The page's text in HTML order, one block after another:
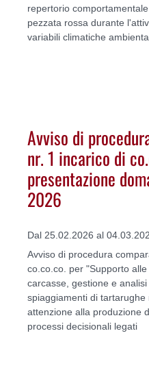
repertorio
pezzata rossa durante
variabili climatiche
Avviso di
nr. 1 incarico di
presentazione
2026
Dal 25.02.2026 al
Avviso di procedura
co.co.co. per "Supporto
carcasse, gestione e
spiaggiamenti di
attenzione alla produzione
processi decisionali legati